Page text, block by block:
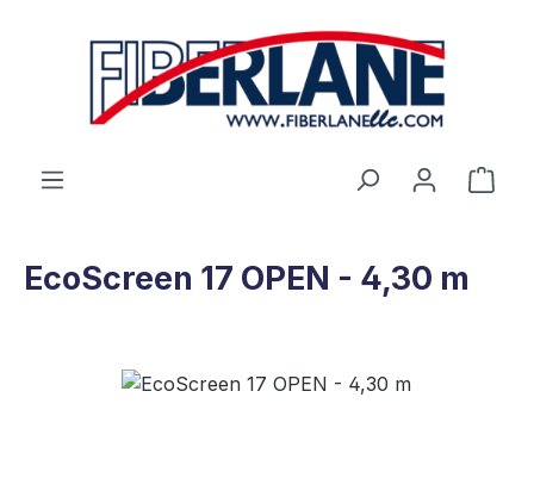
El
EcoScreen 17 OPEN - 4,30 m
Omitir galería de imágenes